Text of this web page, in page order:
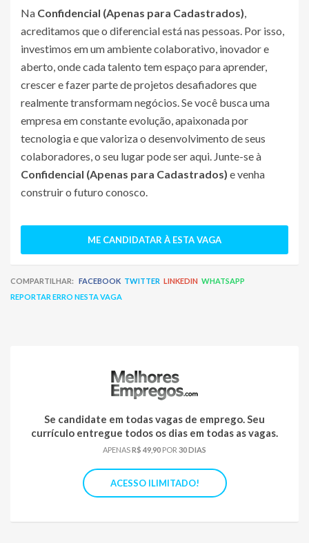
Na Confidencial (Apenas para Cadastrados),
acreditamos que o diferencial está nas pessoas. Por isso,
investimos em um ambiente colaborativo, inovador e
aberto, onde cada talento tem espaço para aprender,
crescer e fazer parte de projetos desafiadores que
realmente transformam negócios. Se você busca uma
empresa em constante evolução, apaixonada por
tecnologia e que valoriza o desenvolvimento de seus
colaboradores, o seu lugar pode ser aqui. Junte-se à
Confidencial (Apenas para Cadastrados) e venha
construir o futuro conosco.
ME CANDIDATAR À ESTA VAGA
COMPARTILHAR: FACEBOOK TWITTER LINKEDIN WHATSAPP
REPORTAR ERRO NESTA VAGA
Se candidate em todas vagas de emprego. Seu
currículo entregue todos os dias em todas as vagas.
APENASR$ 49,90 POR 30 DIAS
ACESSO ILIMITADO!